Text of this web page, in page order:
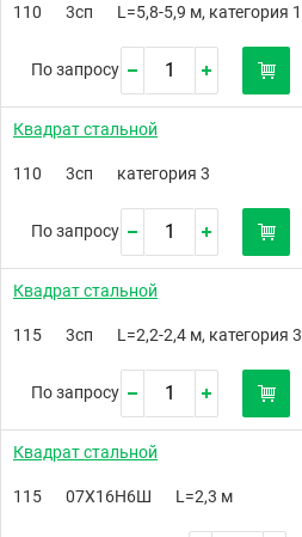
110 3сп L=5,8-5,9 м, категория 1
По запросу
Квадрат стальной
110 3сп категория 3
По запросу
Квадрат стальной
115 3сп L=2,2-2,4 м, категория 3
По запросу
Квадрат стальной
115 07Х16Н6Ш L=2,3 м